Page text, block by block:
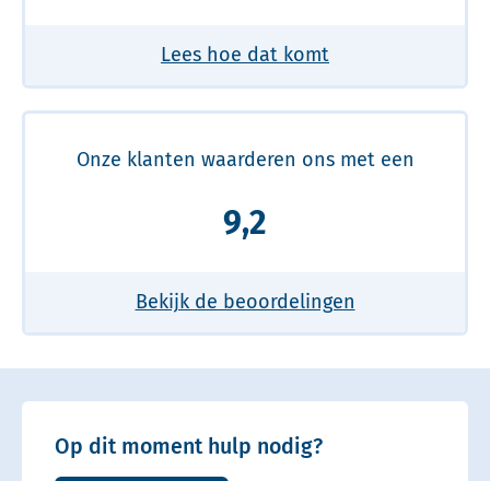
Lees hoe dat komt
Onze klanten waarderen ons met een
9,2
Bekijk de beoordelingen
Op dit moment hulp nodig?